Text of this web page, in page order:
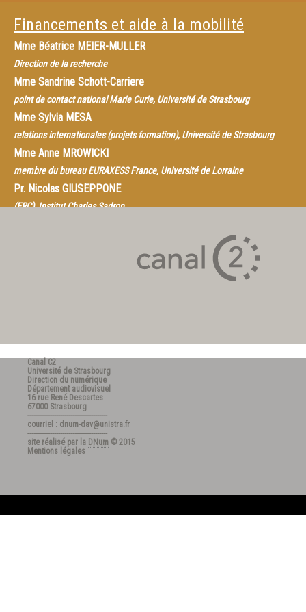
Financements et aide à la mobilité
Mme Béatrice MEIER-MULLER
Direction de la recherche
Mme Sandrine Schott-Carriere
point de contact national Marie Curie, Université de Strasbourg
Mme Sylvia MESA
relations internationales (projets formation), Université de Strasbourg
Mme Anne MROWICKI
membre du bureau EURAXESS France, Université de Lorraine
Pr. Nicolas GIUSEPPONE
(ERC), Institut Charles Sadron
Canal C2
Université de Strasbourg
Direction du numérique
Département audiovisuel
16 rue René Descartes
67000 Strasbourg
---------------------------------------
courriel : dnum-dav@unistra.fr
---------------------------------------
site réalisé par la DNum © 2015
Mentions légales